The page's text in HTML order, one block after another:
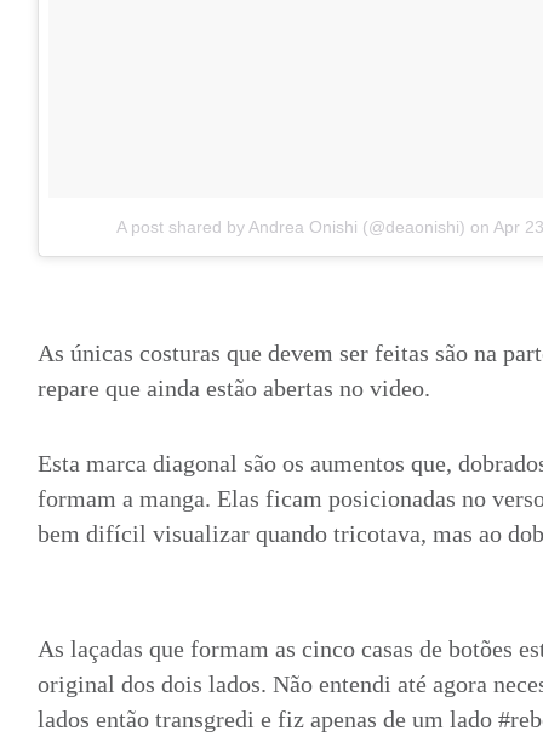
A post shared by Andrea Onishi (@deaonishi) on Apr
As únicas costuras que devem ser feitas são na
repare que ainda estão abertas no video.
Esta marca diagonal são os aumentos que,
formam a manga. Elas ficam posicionadas no
bem difícil visualizar quando tricotava, mas ao
As laçadas que formam as cinco casas de botões
original dos dois lados. Não entendi até agora
lados então transgredi e fiz apenas de um lado